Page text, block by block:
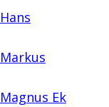
Hans
Markus
Magnus Ek